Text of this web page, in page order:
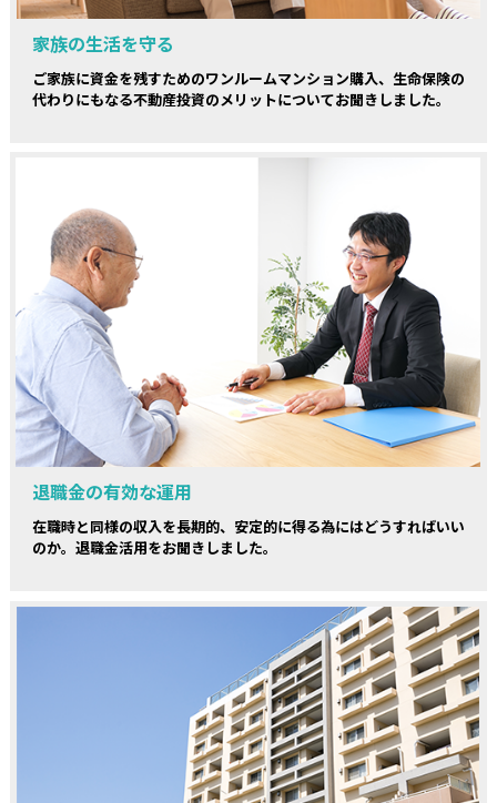
家族の生活を守る
ご家族に資金を残すためのワンルームマンション購入、生命保険の
代わりにもなる不動産投資のメリットについてお聞きしました。
退職金の有効な運用
在職時と同様の収入を長期的、安定的に得る為にはどうすればいい
のか。退職金活用をお聞きしました。